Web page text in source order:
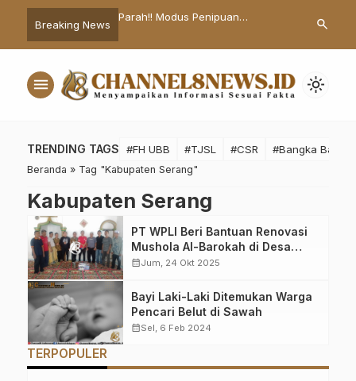
Breaking News
Ikut Meriahkan
Hias
Parah!! Modus Penipuan
Beredar, Kesit: Informasi Tersebut
Pelaku
Hukuman
search
menu light_mode
TRENDING TAGS #FH UBB #TJSL #CSR #Bangka Barat
Beranda » Tag "Kabupaten Serang"
Kabupaten Serang
PT WPLI Beri Bantuan Renovasi
Mushola Al-Barokah di Desa
Parakan Serang Banten
calendar_monthJum, 24 Okt 2025
Bayi Laki-Laki Ditemukan Warga
Pencari Belut di Sawah
calendar_monthSel, 6 Feb 2024
TERPOPULER